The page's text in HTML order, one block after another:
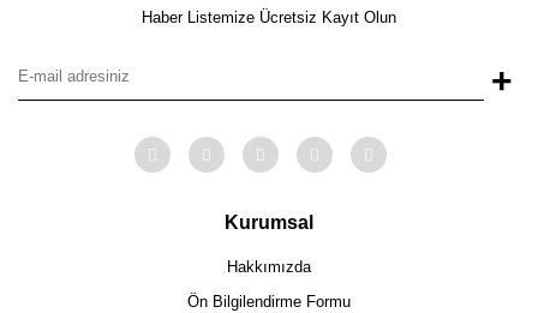
Haber Listemize Ücretsiz Kayıt Olun
+
Kurumsal
Hakkımızda
Ön Bilgilendirme Formu